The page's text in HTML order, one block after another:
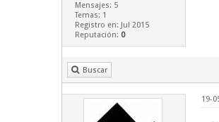
Mensajes: 5
Temas: 1
Registro en: Jul 2015
Reputación: 0
Buscar
19-